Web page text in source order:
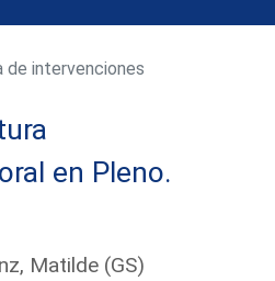
de intervenciones
en Pleno.
Matilde (GS)